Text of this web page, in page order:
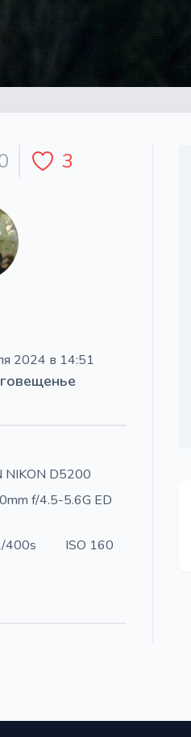
3
2024 в 14:51
NIKON D5200
f/4.5-5.6G ED
400s
ISO 160